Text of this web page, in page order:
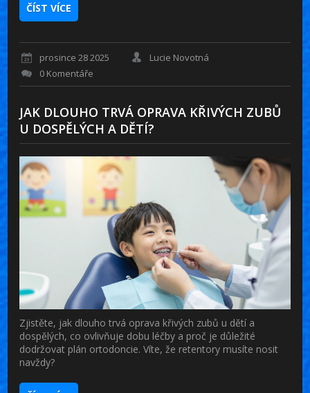
ČÍST VÍCE
prosince 28 2025
Lucie Novotná
0 Komentáře
JAK DLOUHO TRVÁ OPRAVA KŘIVÝCH ZUBŮ
U DOSPĚLÝCH A DĚTÍ?
Zjistěte, jak dlouho trvá oprava křivých zubů u dětí a
dospělých, co ovlivňuje dobu léčby a proč je důležité
dodržovat plán ortodoncie. Víte, že retentory musíte nosit
navždy?